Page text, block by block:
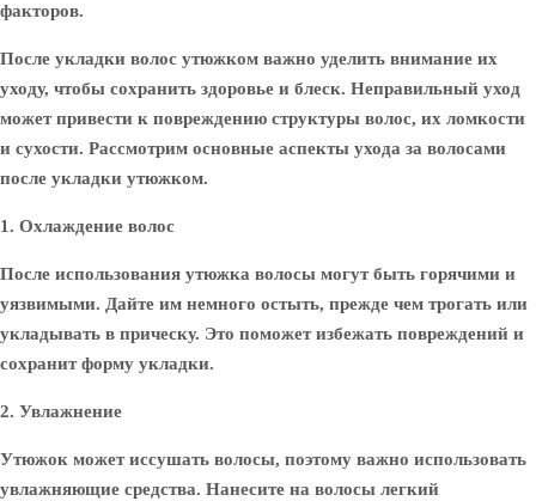
факторов.
После укладки волос утюжком важно уделить внимание их
уходу, чтобы сохранить здоровье и блеск. Неправильный уход
может привести к повреждению структуры волос, их ломкости
и сухости. Рассмотрим основные аспекты ухода за волосами
после укладки утюжком.
1. Охлаждение волос
После использования утюжка волосы могут быть горячими и
уязвимыми. Дайте им немного остыть, прежде чем трогать или
укладывать в прическу. Это поможет избежать повреждений и
сохранит форму укладки.
2. Увлажнение
Утюжок может иссушать волосы, поэтому важно использовать
увлажняющие средства. Нанесите на волосы легкий